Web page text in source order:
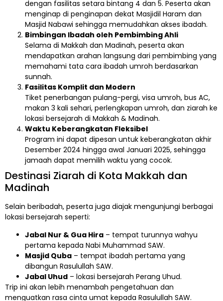
dengan fasilitas setara bintang 4 dan 5. Peserta akan
menginap di penginapan dekat Masjidil Haram dan
Masjid Nabawi sehingga memudahkan akses ibadah.
Bimbingan Ibadah oleh Pembimbing Ahli
Selama di Makkah dan Madinah, peserta akan
mendapatkan arahan langsung dari pembimbing yang
memahami tata cara ibadah umroh berdasarkan
sunnah.
Fasilitas Komplit dan Modern
Tiket penerbangan pulang-pergi, visa umroh, bus AC,
makan 3 kali sehari, perlengkapan umroh, dan ziarah ke
lokasi bersejarah di Makkah & Madinah.
Waktu Keberangkatan Fleksibel
Program ini dapat dipesan untuk keberangkatan akhir
Desember 2024 hingga awal Januari 2025, sehingga
jamaah dapat memilih waktu yang cocok.
Destinasi Ziarah di Kota Makkah dan
Madinah
Selain beribadah, peserta juga diajak mengunjungi berbagai
lokasi bersejarah seperti:
Jabal Nur & Gua Hira – tempat turunnya wahyu
pertama kepada Nabi Muhammad SAW.
Masjid Quba – tempat ibadah pertama yang
dibangun Rasulullah SAW.
Jabal Uhud – lokasi bersejarah Perang Uhud.
Trip ini akan lebih menambah pengetahuan dan
menguatkan rasa cinta umat kepada Rasulullah SAW.